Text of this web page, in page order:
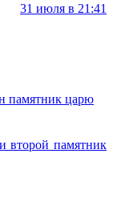
31 июля в 21:41
памятник царю
второй памятник